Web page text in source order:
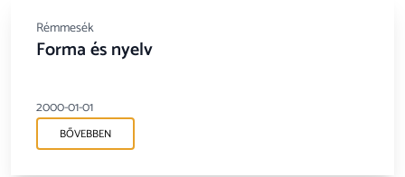
Rémmesék
Forma és nyelv
2000-01-01
BŐVEBBEN